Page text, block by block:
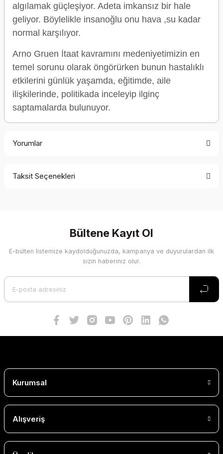
algılamak güçleşiyor. Adeta imkansız bir hale
geliyor. Böylelikle insanoğlu onu hava ,su kadar
normal karşılıyor.
Arno Gruen İtaat kavramını medeniyetimizin en
temel sorunu olarak öngörürken bunun hastalıklı
etkilerini günlük yaşamda, eğitimde, aile
ilişkilerinde, politikada inceleyip ilginç
saptamalarda bulunuyor.
Yorumlar
Taksit Seçenekleri
Bültene Kayıt Ol
E-bülten listemize kaydolduğunuzda, kampanya ve duyurulardan ilk
sizin haberiniz olur.
Kurumsal
Alışveriş